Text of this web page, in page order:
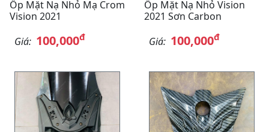
Ốp Mặt Nạ Nhỏ Mạ Crom
Vision 2021
Giá: 100,000đ
Ốp Mặt Nạ Nhỏ Vision
2021 Sơn Carbon
Giá: 100,000đ